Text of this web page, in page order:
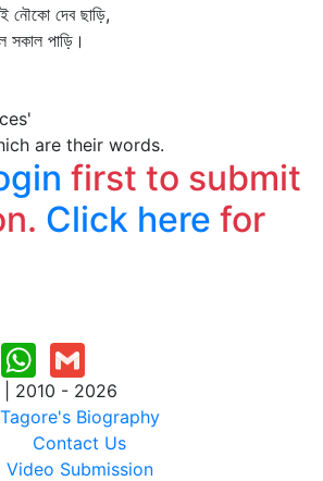
নৌকো দেব ছাড়ি,
সকাল পাড়ি।
are their words.
first to submit
Click here for
2010 - 2026
Tagore's Biography
Contact Us
Video Submission